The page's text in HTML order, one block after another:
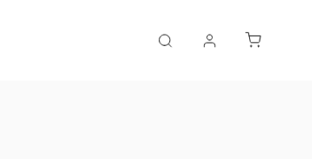
HERO Bodový systém